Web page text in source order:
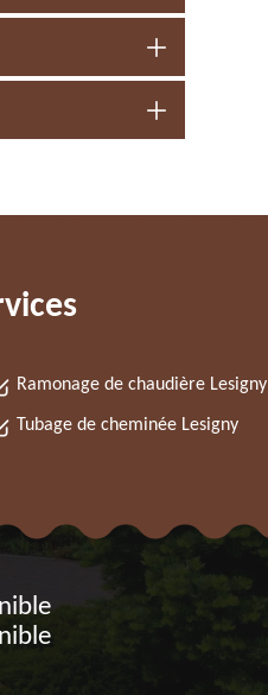
Ramonage de chaudière Lesigny
Tubage de cheminée Lesigny